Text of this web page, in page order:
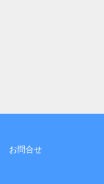
お問合せ